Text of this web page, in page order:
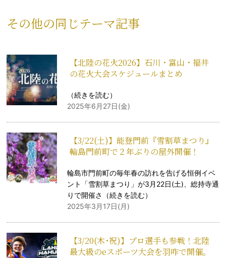
その他の同じテーマ記事
【北陸の花火2026】石川・富山・福井
の花火大会スケジュールまとめ
（続きを読む）
2025年6月27日(金)
【3/22(土)】能登門前『雪割草まつり』
輪島門前町で２年ぶりの屋外開催！
輪島市門前町の毎年春の訪れを告げる恒例イベ
ント「雪割草まつり」が3月22日(土)、総持寺通
りで開催さ（続きを読む）
2025年3月17日(月)
【3/20(木･祝)】プロ選手も参戦！北陸
最大級のeスポーツ大会を羽咋で開催。